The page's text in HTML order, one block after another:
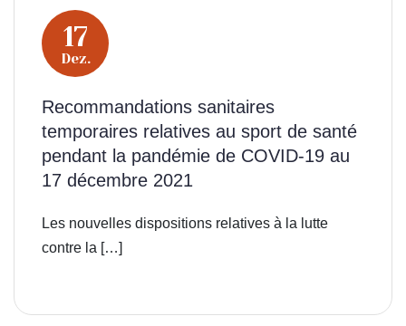
17
Dez.
Recommandations sanitaires
temporaires relatives au sport de santé
pendant la pandémie de COVID-19 au
17 décembre 2021
Les nouvelles dispositions relatives à la lutte
contre la […]